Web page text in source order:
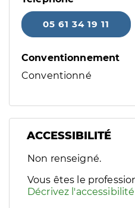
05 61 34 19 11
Conventionnement
Conventionné
ACCESSIBILITÉ
Filtres
Sélectionnez un ou
Non renseigné.
Vous êtes le
Décrivez